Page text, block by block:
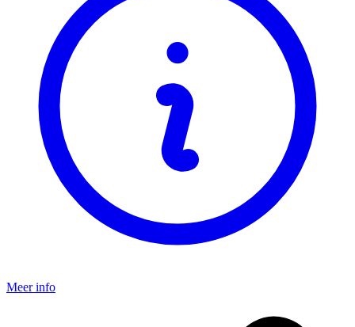
Meer info